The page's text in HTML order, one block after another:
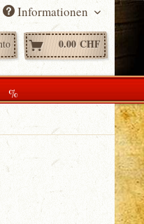
Informationen
0.00 CHF
%